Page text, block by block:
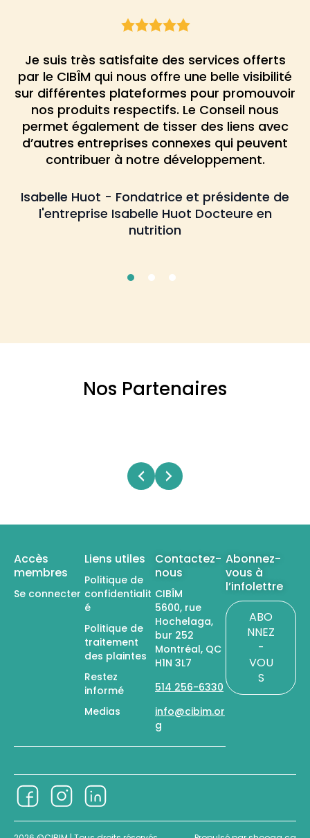
Je suis très satisfaite des services offerts
par le CIBÎM qui nous offre une belle visibilité
sur différentes plateformes pour promouvoir
nos produits respectifs. Le Conseil nous
permet également de tisser des liens avec
d’autres entreprises connexes qui peuvent
contribuer à notre développement.​
Isabelle Huot - Fondatrice et présidente de
l'entreprise Isabelle Huot Docteure en
nutrition
Nos Partenaires
Accès
membres
Se connecter
Liens utiles
Politique de
confidentialit
é
Politique de
traitement
des plaintes
Restez
informé
Medias
Contactez-
nous
CIBÎM
5600, rue
Hochelaga,
bur 252
Montréal, QC
H1N 3L7
514 256-6330
info@cibim.or
g
Abonnez-
vous à
l’infolettre
ABO
NNEZ
-
VOU
S